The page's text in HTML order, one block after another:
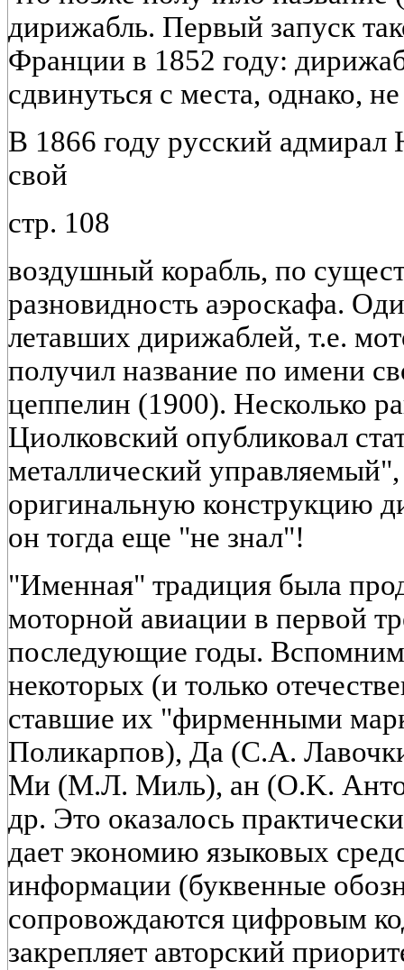
дирижабль. Первый запуск
Франции в 1852 году:
сдвинуться с места, однако,
В 1866 году русский
свой
стр. 108
воздушный корабль, по
разновидность аэроскафа.
летавших дирижаблей, т.е.
получил название по имени
цеппелин (1900). Несколько
Циолковский опубликовал
металлический
оригинальную конструкцию
он тогда еще "не знал"!
"Именная" традиция была
моторной авиации в первой
последующие годы.
некоторых (и только
ставшие их "фирменными
Поликарпов), Да (С.А.
Ми (М.Л. Миль), ан (O.K.
др. Это оказалось
дает экономию языковых
информации (буквенные
сопровождаются цифровым
закрепляет авторский